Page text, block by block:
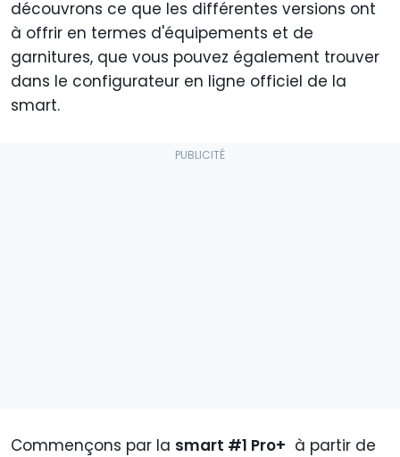
découvrons ce que les différentes versions ont
à offrir en termes d'équipements et de
garnitures, que vous pouvez également trouver
dans le configurateur en ligne officiel de la
smart.
Commençons par la smart #1 Pro+ à partir de